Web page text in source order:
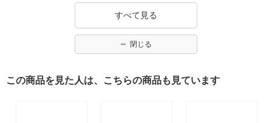
すべて見る
閉じる
この商品を見た人は、こちらの商品も見ています